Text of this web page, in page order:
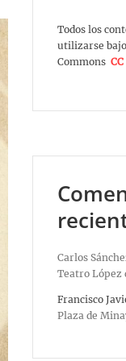
Todos los
utilizarse
Commons
Carlos
Teatro López
Francisco
Plaza de